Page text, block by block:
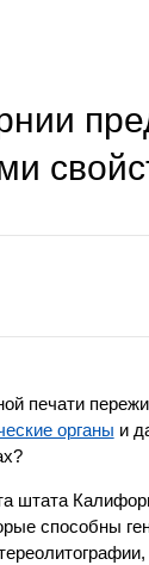
печати
органы и
штата
способны